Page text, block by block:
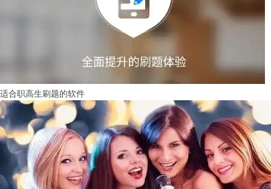
适合职高生刷题的软件